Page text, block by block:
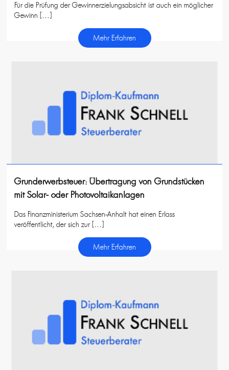
Für die Prüfung der Gewinnerzielungsabsicht ist auch ein möglicher
Gewinn […]
Mehr Erfahren
Grunderwerbsteuer: Übertragung von Grundstücken
mit Solar- oder Photovoltaikanlagen
Das Finanzministerium Sachsen-Anhalt hat einen Erlass
veröffentlicht, der sich zur […]
Mehr Erfahren